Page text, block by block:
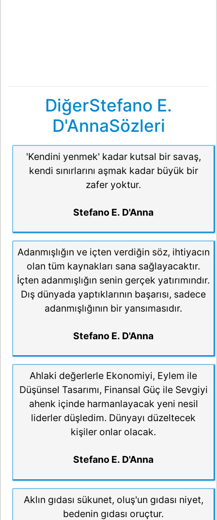
DiğerStefano E.
D'AnnaSözleri
'Kendini yenmek' kadar kutsal bir savaş,
kendi sınırlarını aşmak kadar büyük bir
zafer yoktur.
Stefano E. D'Anna
Adanmışlığın ve içten verdiğin söz, ihtiyacın
olan tüm kaynakları sana sağlayacaktır.
İçten adanmışlığın senin gerçek yatırımındır.
Dış dünyada yaptıklarının başarısı, sadece
adanmışlığının bir yansımasıdır.
Stefano E. D'Anna
Ahlaki değerlerle Ekonomiyi, Eylem ile
Düşünsel Tasarımı, Finansal Güç ile Sevgiyi
ahenk içinde harmanlayacak yeni nesil
liderler düşledim. Dünyayı düzeltecek
kişiler onlar olacak.
Stefano E. D'Anna
Aklın gıdası sükunet, oluş'un gıdası niyet,
bedenin gıdası oruçtur.